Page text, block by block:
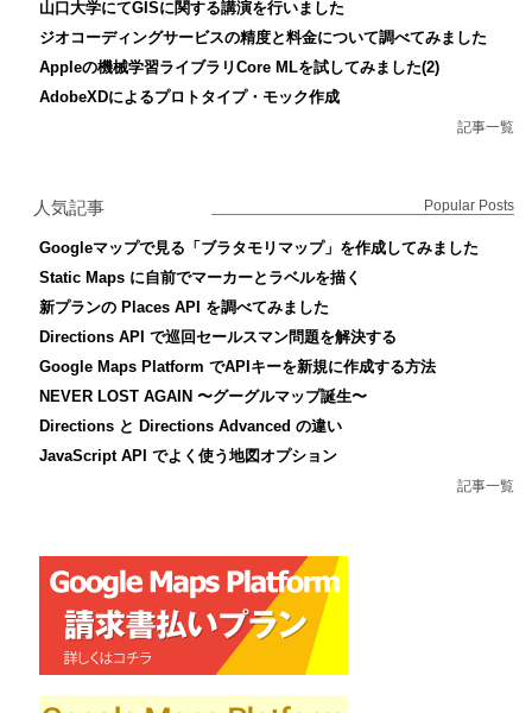
山口大学にてGISに関する講演を行いました
ジオコーディングサービスの精度と料金について調べてみました
Appleの機械学習ライブラリCore MLを試してみました(2)
AdobeXDによるプロトタイプ・モック作成
記事一覧
人気記事 Popular Posts
Googleマップで見る「ブラタモリマップ」を作成してみました
Static Maps に自前でマーカーとラベルを描く
新プランの Places API を調べてみました
Directions API で巡回セールスマン問題を解決する
Google Maps Platform でAPIキーを新規に作成する方法
NEVER LOST AGAIN 〜グーグルマップ誕生〜
Directions と Directions Advanced の違い
JavaScript API でよく使う地図オプション
記事一覧